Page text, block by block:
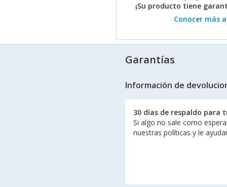
¡Su producto tiene
Conocer más
Garantías
Información de
30 días de respaldo para
Si algo no sale como
nuestras políticas y le